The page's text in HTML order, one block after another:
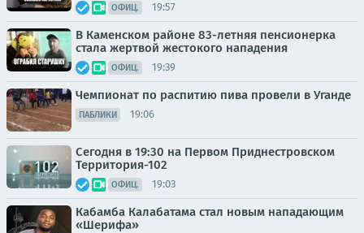
ОФИЦ. 19:57
В Каменском районе 83-летняя пенсионерка
стала жертвой жестокого нападения
ОФИЦ. 19:39
Чемпионат по распитию пива провели в Уганде
ПАБЛИКИ 19:06
Сегодня в 19:30 на Первом Приднестровском
Территория-102
ОФИЦ. 19:03
Кабамба Калабатама стал новым нападающим
«Шерифа»